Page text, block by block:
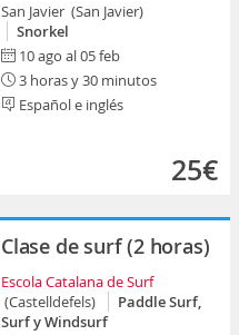
San Javier (San Javier)
Snorkel
10 ago al 05 feb
3 horas y 30 minutos
Español e inglés
25€
Clase de surf (2 horas)
Escola Catalana de Surf
(Castelldefels)
Paddle Surf,
Surf y Windsurf